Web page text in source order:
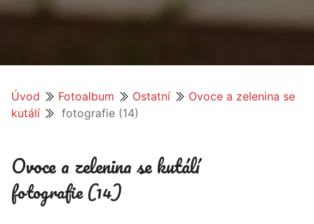
Úvod Fotoalbum Ostatní
Ovoce a zelenina se
kutálí
fotografie (14)
Ovoce a zelenina se kutálí
fotografie (14)